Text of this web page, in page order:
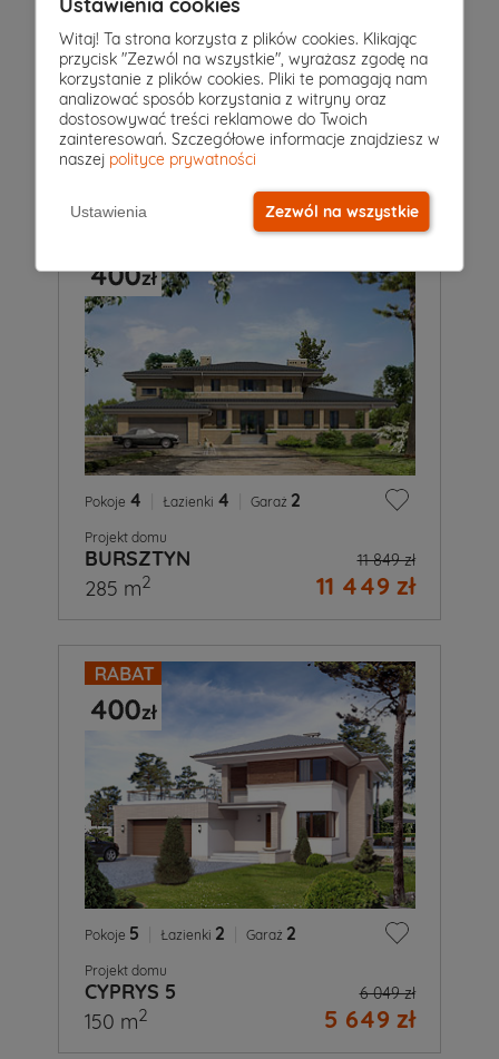
Pokoje4 | Łazienki2 | Garaż 1
Projekt domu
PINIA 2 5 549 zł
5 149 zł
129 m2
Pokoje 4 Łazienki 4 Garaż 2
Projekt domu
BURSZTYN 11 849 zł
11 449 zł
285 m2
Pokoje 5 Łazienki 2 Garaż 2
Projekt domu
CYPRYS 5 6 049 zł
5 649 zł
150 m2
Witaj! Ta strona korzysta z plików cookies. Klikając
przycisk "Zezwól na wszystkie", wyrażasz zgodę na
korzystanie z plików cookies. Pliki te pomagają nam
analizować sposób korzystania z witryny oraz
dostosowywać treści reklamowe do Twoich
zainteresowań. Szczegółowe informacje znajdziesz w
naszej polityce prywatności
Ustawienia Zezwól na wszystkie